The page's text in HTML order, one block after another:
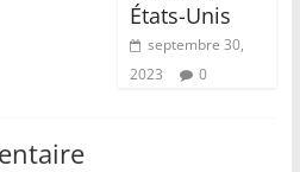
États-Unis
septembre 30,
2023
0